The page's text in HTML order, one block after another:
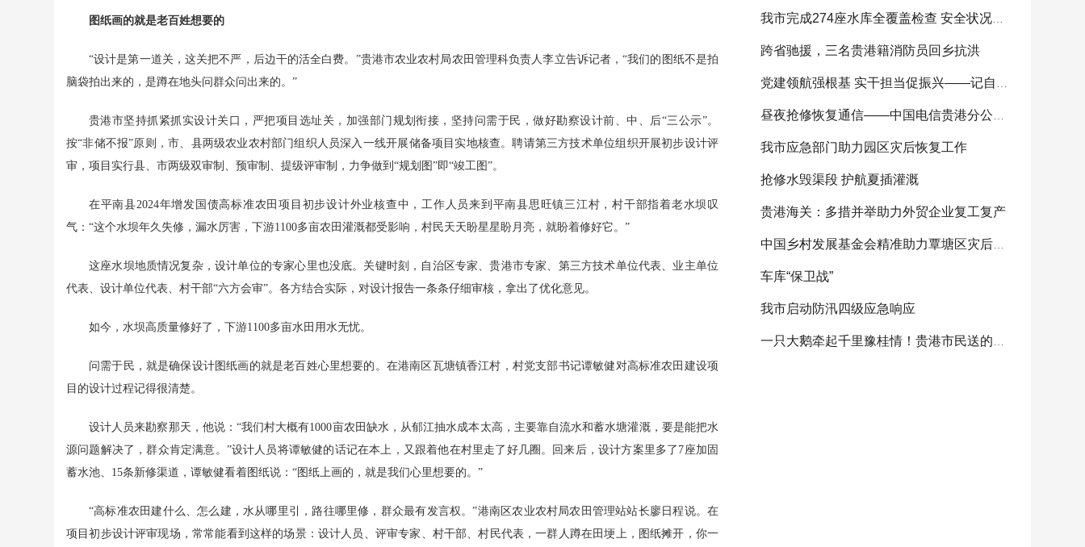
图纸画的就是老百姓想要的
“设计是第一道关，这关把不严，后边干的活全白费。”贵港市农业农村局农田管理科负责人李立告诉记者，“我们的图纸不是拍
脑袋拍出来的，是蹲在地头问群众问出来的。”
贵港市坚持抓紧抓实设计关口，严把项目选址关，加强部门规划衔接，坚持问需于民，做好勘察设计前、中、后“三公示”。
按“非储不报”原则，市、县两级农业农村部门组织人员深入一线开展储备项目实地核查。聘请第三方技术单位组织开展初步设计评
审，项目实行县、市两级双审制、预审制、提级评审制，力争做到“规划图”即“竣工图”。
在平南县2024年增发国债高标准农田项目初步设计外业核查中，工作人员来到平南县思旺镇三江村，村干部指着老水坝叹
气：“这个水坝年久失修，漏水厉害，下游1100多亩农田灌溉都受影响，村民天天盼星星盼月亮，就盼着修好它。”
这座水坝地质情况复杂，设计单位的专家心里也没底。关键时刻，自治区专家、贵港市专家、第三方技术单位代表、业主单位
代表、设计单位代表、村干部“六方会审”。各方结合实际，对设计报告一条条仔细审核，拿出了优化意见。
如今，水坝高质量修好了，下游1100多亩水田用水无忧。
问需于民，就是确保设计图纸画的就是老百姓心里想要的。在港南区瓦塘镇香江村，村党支部书记谭敏健对高标准农田建设项
目的设计过程记得很清楚。
设计人员来勘察那天，他说：“我们村大概有1000亩农田缺水，从郁江抽水成本太高，主要靠自流水和蓄水塘灌溉，要是能把水
源问题解决了，群众肯定满意。”设计人员将谭敏健的话记在本上，又跟着他在村里走了好几圈。回来后，设计方案里多了7座加固
蓄水池、15条新修渠道，谭敏健看着图纸说：“图纸上画的，就是我们心里想要的。”
“高标准农田建什么、怎么建，水从哪里引，路往哪里修，群众最有发言权。”港南区农业农村局农田管理站站长廖日程说。在
项目初步设计评审现场，常常能看到这样的场景：设计人员、评审专家、村干部、村民代表，一群人蹲在田埂上，图纸摊开，你一
跨省驰援，三名贵港籍消防员回乡抗洪
我市应急部门助力园区灾后恢复工作
抢修水毁渠段 护航夏插灌溉
贵港海关：多措并举助力外贸企业复工复产
车库“保卫战”
我市启动防汛四级应急响应